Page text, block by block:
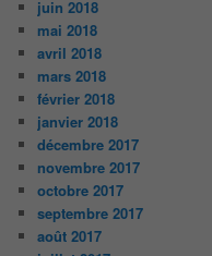
juin 2018
mai 2018
avril 2018
mars 2018
février 2018
janvier 2018
décembre 2017
novembre 2017
octobre 2017
septembre 2017
août 2017